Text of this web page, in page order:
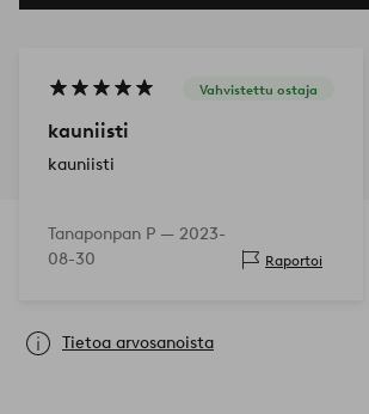
Vahvistettu ostaja
kauniisti
kauniisti
Tanaponpan P — 2023-
08-30
Raportoi
Tietoa arvosanoista